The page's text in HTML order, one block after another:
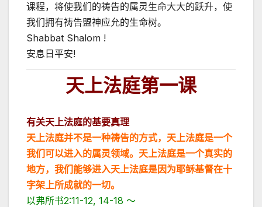
课程，将使我们的祷告的属灵生命大大的跃升，使
我们拥有祷告盟神应允的生命树。
Shabbat Shalom !
安息日平安!
天上法庭第一课
有关天上法庭的基要真理
天上法庭并不是一种祷告的方式，天上法庭是一个
我们可以进入的属灵领域。天上法庭是一个真实的
地方，我们能够进入天上法庭是因为耶稣基督在十
字架上所成就的一切。
以弗所书2:11-12, 14-18 ～